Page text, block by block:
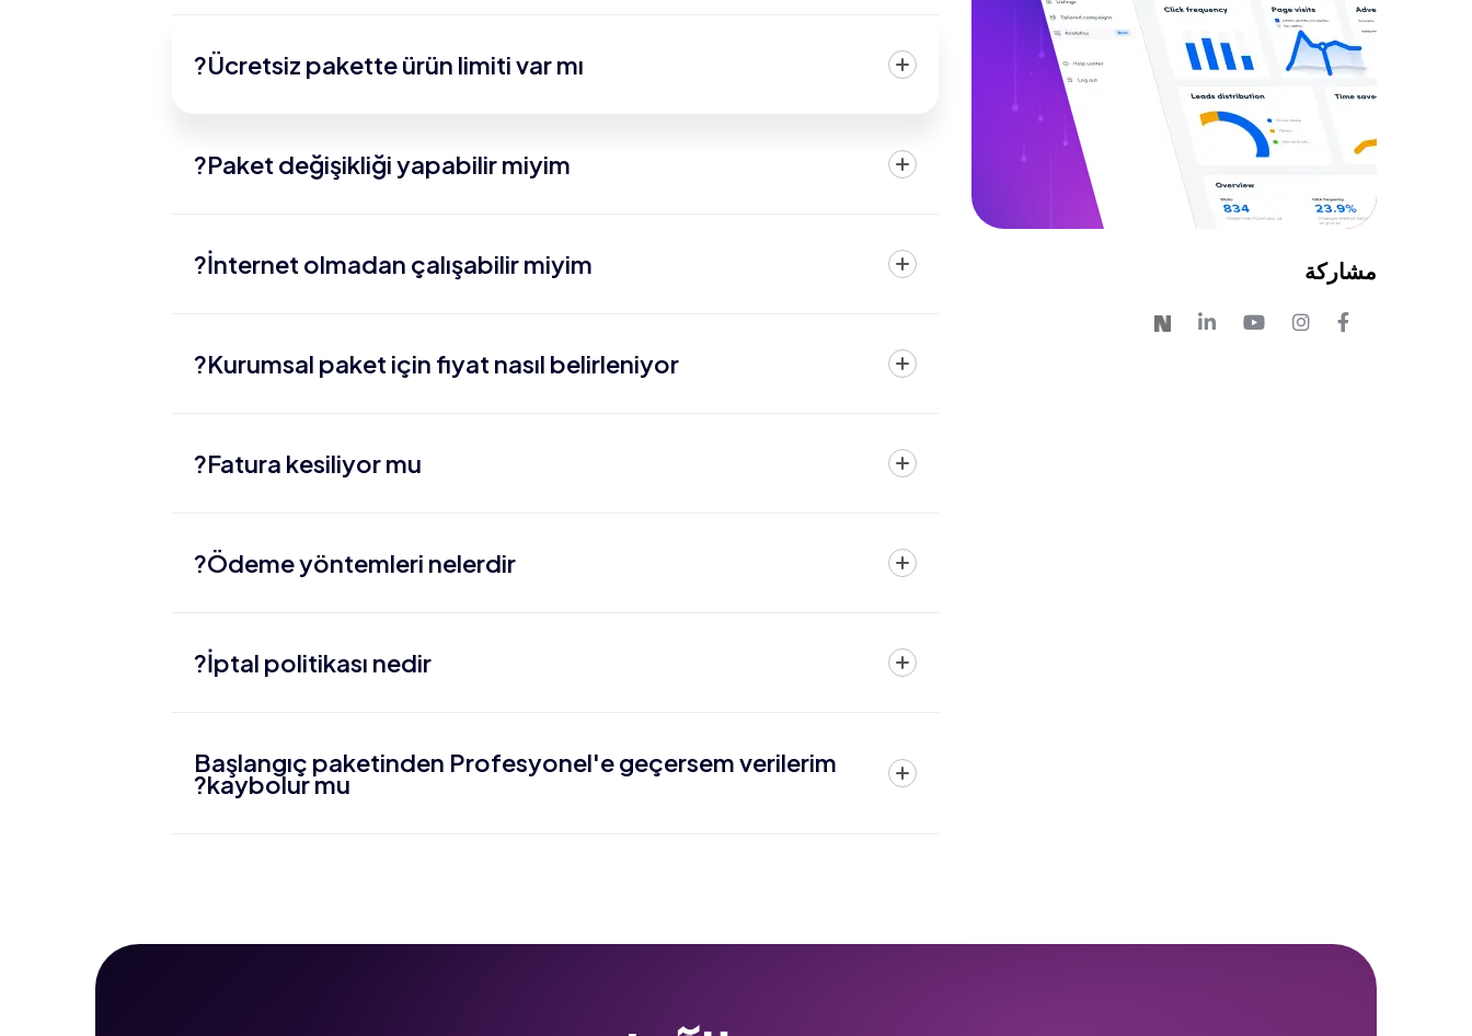
مشاركة
Ücretsiz pakette ürün limiti var mı?
Paket değişikliği yapabilir miyim?
İnternet olmadan çalışabilir miyim?
Kurumsal paket için fiyat nasıl belirleniyor?
Fatura kesiliyor mu?
Ödeme yöntemleri nelerdir?
İptal politikası nedir?
Başlangıç paketinden Profesyonel'e geçersem verilerim
kaybolur mu?